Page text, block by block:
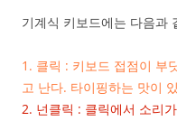
기계식 키보드에는 다음과
1. 클릭 : 키보드 접점이 부
고 난다. 타이핑하는 맛이
2. 넌클릭 : 클릭에서 소리